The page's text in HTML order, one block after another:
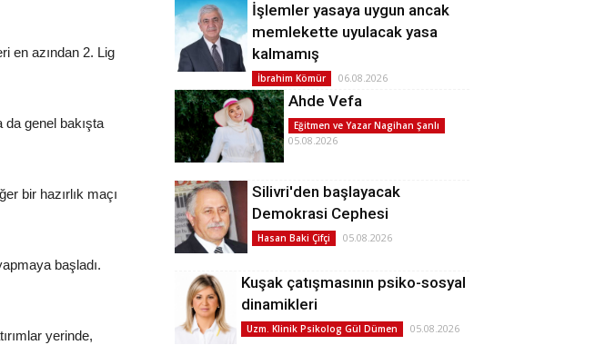
en azından 2. Lig
genel bakışta
bir hazırlık maçı
başladı.
yerinde,
İşlemler yasaya uygun ancak
memlekette uyulacak yasa
kalmamış
İbrahim Kömür 06.08.2026
Ahde Vefa
Eğitmen ve Yazar Nagihan Şanlı
05.08.2026
Silivri'den başlayacak
Demokrasi Cephesi
Hasan Baki Çifçi 05.08.2026
Kuşak çatışmasının psiko-sosyal
dinamikleri
Uzm. Klinik Psikolog Gül Dümen 05.08.2026